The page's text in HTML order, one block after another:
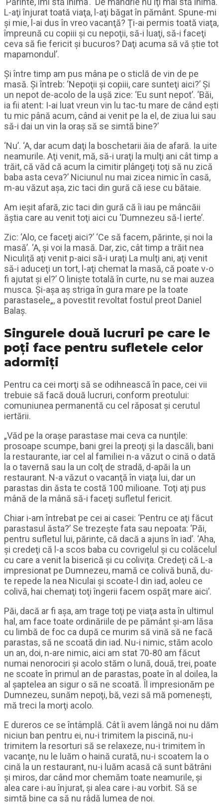
L-aţi înjurat toată viaţa, l-aţi băgat în pământ. Spune-mi
şi mie, l-ai dus în vreo vacanţă? Ţi-ai permis toată viaţa,
împreună cu copiii şi cu nepoţii, să-i luaţi, să-i faceţi
ceva să fie fericit şi bucuros? Daţi acuma să vă ştie tot
mapamondul’.
Şi între timp am pus mâna pe o sticlă de vin de pe
masă. Şi întreb: ‘Nepoţii şi copiii, care sunteţi aici?’ Şi
un nepot de-acolo de la uşă zice: ‘Eu sunt nepot’. ‘Băi,
ia fii atent: I-ai luat vreun vin lu tac-tu mare de când eşti
tu mic până acum, când ai venit pe la el, de ziua lui sau
să-i dai un vin la oraş să se simtă bine?’
‘Nu’. ‘A, dar acum daţi la boschetarii ăia de afară. Ia uite
neamurile. Aţi venit, mă, să-i uraţi la mulţi ani cât timp a
trăit, că văd că acum la cimitir plângeţi toţi să nu zică
baba asta ceva?’ Niciunul nu mai zicea nimic în casă,
m-au văzut aşa, zic taci din gură că iese cu bătaie.
Am ieşit afară, zic taci din gură că îi iau pe mâncăii
ăştia care au venit toţi aici cu ‘Dumnezeu să-l ierte’.
Zic: ‘Alo, ce faceţi aici?’ ‘Ce să facem, părinte, şi noi la
masă’. ‘A, şi voi la masă. Dar, zic, cât timp a trăit nea
Niculiţă aţi venit p-aici să-i uraţi La mulţi ani, aţi venit
să-i aduceţi un tort, l-aţi chemat la masă, că poate v-o
fi ajutat şi el?’ O linişte totală în curte, nu se mai auzea
musca. Şi-aşa aş striga în gura mare pe la toate
parastasele„, a povestit revoltat fostul preot Daniel
Balaş.
Singurele două lucruri pe care le
poţi face pentru sufletele celor
adormiţi
Pentru ca cei morţi să se odihnească în pace, cei vii
trebuie să facă două lucruri, conform preotului:
comuniunea permanentă cu cel răposat şi cerutul
iertării.
„Văd pe la oraşe parastase mai ceva ca nunţile:
prosoape scumpe, bani grei la preoţi şi la dascăli, bani
la restaurante, iar cel al familiei n-a văzut o cină o dată
la o tavernă sau la un colţ de stradă, d-apăi la un
restaurant. N-a văzut o vacanţă în viaţa lui, dar un
parastas din ăsta te costă 100 milioane. Toţi aţi pus
mână de la mână să-i faceţi sufletul fericit.
Chiar i-am întrebat pe cei ai casei: ‘Pentru ce aţi făcut
parastasul ăsta?’ Se trezeşte fata sau nepoata: ‘Păi,
pentru sufletul lui, părinte, că dacă a ajuns în iad’. ‘Aha,
şi credeţi că l-a scos baba cu covrigelul şi cu colăcelul
cu care a venit la biserică şi cu coliviţa. Credeţi că L-a
impresionat pe Dumnezeu, mamă ce colivă bună, du-
te repede la nea Niculai şi scoate-l din iad, aoleu ce
colivă, hai chemaţi toţi îngerii facem ospăţ mare aici’.
Păi, dacă ar fi aşa, am trage toţi pe viaţa asta în ultimul
hal, am face toate ordinăriile de pe pământ şi-am lăsa
cu limbă de foc ca după ce murim să vină să ne facă
parastas, să ne scoată din iad. Nu-i nimic, stăm acolo
un an, doi, n-are nimic, aici am stat 70-80 am făcut
numai nenorociri şi acolo stăm o lună, două, trei, poate
ne scoate în primul an de parastas, poate în al doilea, la
al şaptelea an sigur o să ne scoată. Îl impresionăm pe
Dumnezeu, sunăm nepoţi, bă, vezi să mă pomeneşti,
mă treci la morţi acolo.
E dureros ce se întâmplă. Cât îi avem lângă noi nu dăm
niciun ban pentru ei, nu-i trimitem la piscină, nu-i
trimitem la resorturi să se relaxeze, nu-i trimitem în
vacanţe, nu le luăm o haină curată, nu-i scoatem la o
cină la un restaurant, nu-i luăm acasă că sunt bătrâni
şi miros, dar când mor chemăm toate neamurile, şi
alea care i-au înjurat, şi alea care i-au vorbit. Să se
simtă bine ca să nu râdă lumea de noi.